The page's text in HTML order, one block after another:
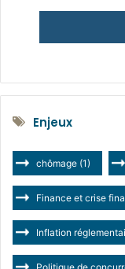
Enjeux
chômage (1)
Finance et crise
Inflation